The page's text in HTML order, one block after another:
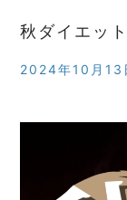
秋ダイエッ
2024年10月13